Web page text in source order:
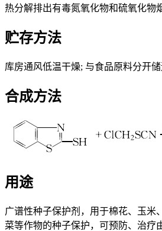
热分解排出有毒氮氧化物和硫氧化物
贮存方法
库房通风低温干燥; 与食品原料分开
合成方法
用途
广谱性种子保护剂，用于棉花、玉米
菜等作物的种子保护，可预防、治疗